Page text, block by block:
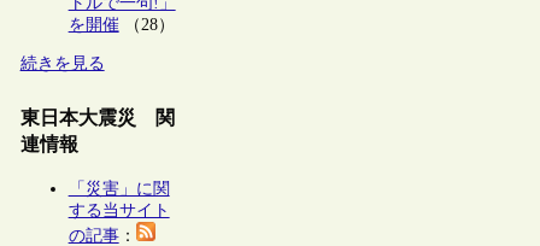
を開催（28）
続きを見る
東日本大震災 関
連情報
「災害」に関
する当サイト
の記事：